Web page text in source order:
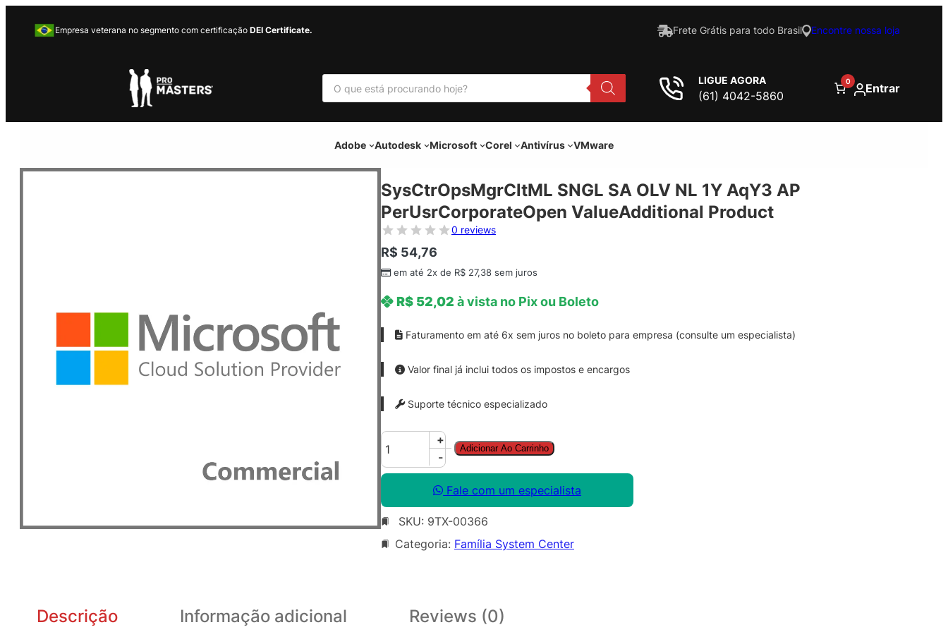
Empresa veterana no segmento com certificação DEI Certificate. Frete Grátis para todo Brasil Encontre nossa loja
P
s
u
r
LIGUE AGORA
(61) 4042-5860
0 Entrar
Adobe Autodesk Microsoft Corel Antivírus VMware
SysCtrOpsMgrCltML SNGL SA OLV NL 1Y AqY3 AP
PerUsrCorporateOpen ValueAdditional Product
0 reviews
R$ 54,76
em até 2x de R$ 27,38 sem juros
R$ 52,02 à vista no Pix ou Boleto
Faturamento em até 6x sem juros no boleto para empresa (consulte um especialista)
Valor final já inclui todos os impostos e encargos
Suporte técnico especializado
S
s
t
r
O
+
-
Adicionar Ao Carrinho
Fale com um especialista
SKU: 9TX-00366
Categoria: Família System Center
Descrição Informação adicional Reviews (0)